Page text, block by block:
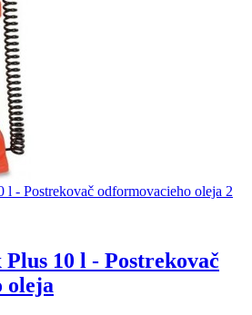
10 l - Postrekovač
oleja